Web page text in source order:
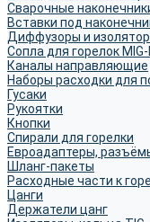
Сварочные
Вставки под
Диффузоры и
Сопла для горелок MIG-
Каналы направляющие
Наборы расходки для
Гусаки
Рукоятки
Кнопки
Спирали для горелки
Евроадаптеры,
Шланг-пакеты
Расходные части к
Цанги
Держатели цанг